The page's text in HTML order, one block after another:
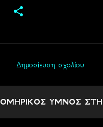
ό
λ
Δημοσίευση σχολίου
ΟΜΗΡΙΚΟΣ ΥΜΝΟΣ